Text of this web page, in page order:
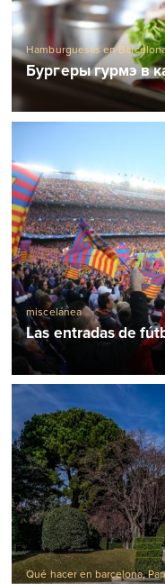
Hamburguesas en
Бургеры гурмэ в
miscelánea
Las entradas de
Qué hacer en barcelona,